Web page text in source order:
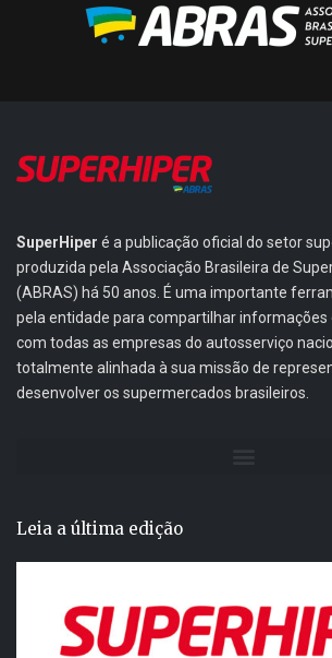
SuperHiper é a publicação oficial do setor
produzida pela Associação Brasileira de
(ABRAS) há 50 anos. É uma importante
pela entidade para compartilhar informações
com todas as empresas do autosserviço
totalmente alinhada à sua missão de
desenvolver os supermercados brasileiros.
Leia a última edição